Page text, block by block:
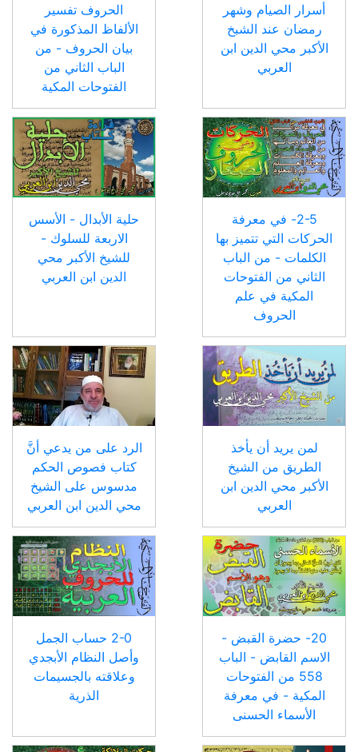
أسرار الصيام وشهر
رمضان عند الشبخ
الأكبر محي الدين ابن
العربي
الحروف تفسير
الألفاظ المذكورة في
بيان الحروف - من
الباب الثاني من
الفتوحات المكية
2-5- في معرفة
الحركات التي تتميز بها
الكلمات - من الباب
الثاني من الفتوحات
المكية في علم
الحروف
حلية الأبدال - الأسس
الاربعة للسلوك -
للشيخ الأكبر محي
الدين ابن العربي
لمن يريد أن يأخذ
الطريق من الشيخ
الأكبر محي الدين ابن
العربي
الرد على من يدعي أنَّ
كتاب فصوص الحكم
مدسوس على الشيخ
محي الدين ابن العربي
20- حضرة القبض -
الاسم القابض - الباب
558 من الفتوحات
المكية - في معرفة
الأسماء الحسنى
2-0 حساب الجمل
وأصل النظام الأبجدي
وعلاقته بالجسيمات
الذرية